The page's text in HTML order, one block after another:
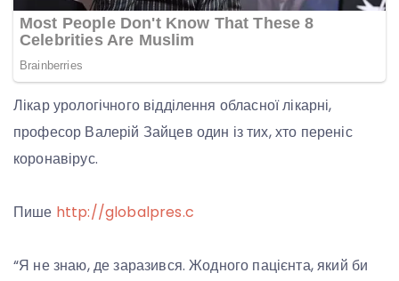
Лікар урологічного відділення обласної лікарні,
професор Валерій Зайцев один із тих, хто переніс
коронавірус.
Пише http://globalpres.c
“Я не знаю, де заразився. Жодного пацієнта, який би